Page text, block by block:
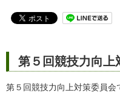
第５回競技力向上
第５回競技力向上対策委員会